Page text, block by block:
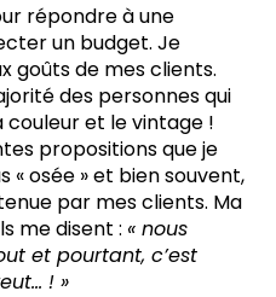
répondre à une
un budget. Je
goûts de mes clients.
des personnes qui
et le vintage !
propositions que je
« osée » et bien souvent,
par mes clients. Ma
me disent : « nous
et pourtant, c’est
! »